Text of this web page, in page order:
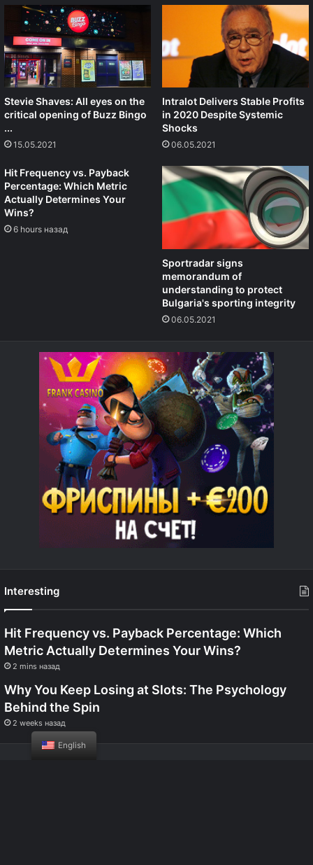
Stevie Shaves: All eyes on the
critical opening of Buzz Bingo
...
15.05.2021
Intralot Delivers Stable Profits
in 2020 Despite Systemic
Shocks
06.05.2021
Hit Frequency vs. Payback
Percentage: Which Metric
Actually Determines Your
Wins?
6 hours назад
Sportradar signs
memorandum of
understanding to protect
Bulgaria's sporting integrity
06.05.2021
Interesting
Hit Frequency vs. Payback Percentage: Which
Metric Actually Determines Your Wins?
2 mins назад
Why You Keep Losing at Slots: The Psychology
Behind the Spin
2 weeks назад
English